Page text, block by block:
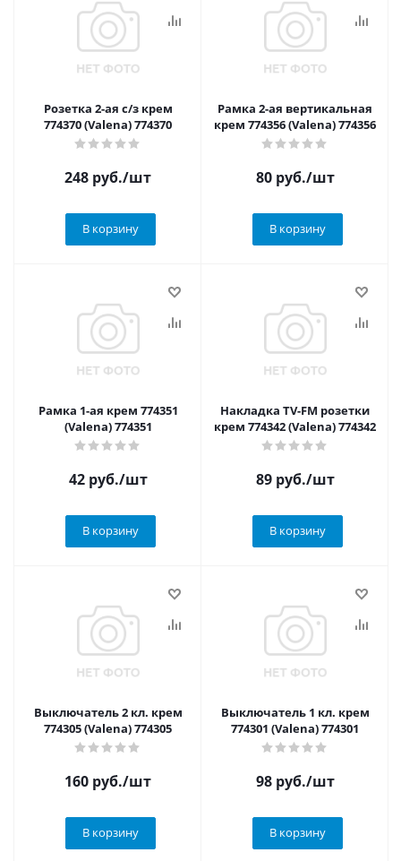
Розетка 2-ая с/з крем
774370 (Valena) 774370
248 руб./шт
В корзину
Рамка 2-ая вертикальная
крем 774356 (Valena) 774356
80руб./шт
В корзину
Рамка 1-ая крем 774351
(Valena) 774351
42руб./шт
В корзину
Накладка TV-FM розетки
крем 774342 (Valena) 774342
89руб./шт
В корзину
Выключатель 2 кл. крем
774305 (Valena) 774305
160 руб./шт
В корзину
Выключатель 1 кл. крем
774301 (Valena) 774301
98руб./шт
В корзину